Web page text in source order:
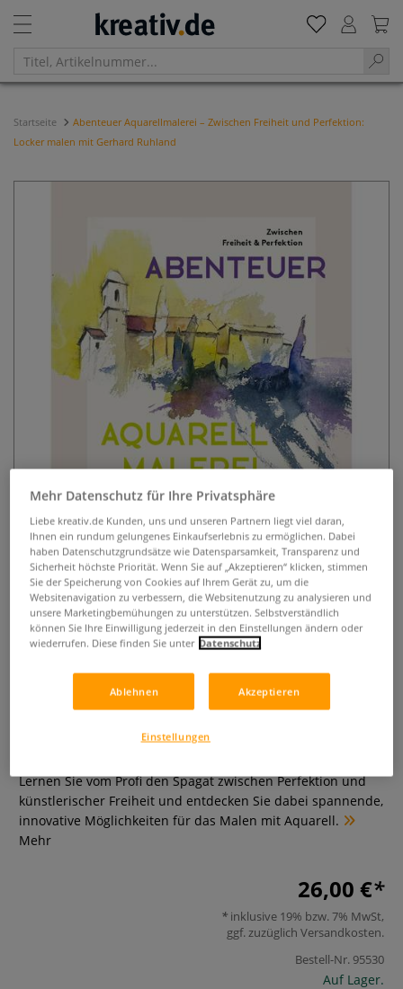
Startseite
Abenteuer Aquarellmalerei – Zwischen Freiheit und Perfektion:
Locker malen mit Gerhard Ruhland
Abenteuer Aquarellmalerei –
Zwischen Freiheit und Perfektion:
Locker malen mit Gerhard
Ruhland
0 Bewertungen
Gerhard Ruhland zeigt die zahlreichen unorthodoxen
Lernen Sie vom Profi den Spagat zwischen Perfektion und
künstlerischer Freiheit und entdecken Sie dabei spannende,
innovative Möglichkeiten für das Malen mit Aquarell.
Mehr
26,00 €
inklusive 19% bzw. 7% MwSt,
ggf. zuzüglich Versandkosten.
Bestell-Nr. 95530
Auf Lager.
Mehr Datenschutz für Ihre Privatsphäre
Liebe kreativ.de Kunden, uns und unseren Partnern liegt viel daran,
Ihnen ein rundum gelungenes Einkaufserlebnis zu ermöglichen. Dabei
haben Datenschutzgrundsätze wie Datensparsamkeit, Transparenz und
Sicherheit höchste Priorität. Wenn Sie auf „Akzeptieren“ klicken, stimmen
Sie der Speicherung von Cookies auf Ihrem Gerät zu, um die
Websitenavigation zu verbessern, die Websitenutzung zu analysieren und
unsere Marketingbemühungen zu unterstützen. Selbstverständlich
können Sie Ihre Einwilligung jederzeit in den Einstellungen ändern oder
wiederrufen. Diese finden Sie unter Datenschutz
Ablehnen Akzeptieren
Einstellungen